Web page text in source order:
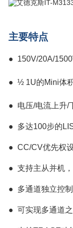
主要特点
● 150V/20A/
● ½ 1U的Mini体
● 电压/电流上升/
● 多达100步的
● CC/CV优先权
● 支持主从并机
● 多通道独立控
● 可实现多通道